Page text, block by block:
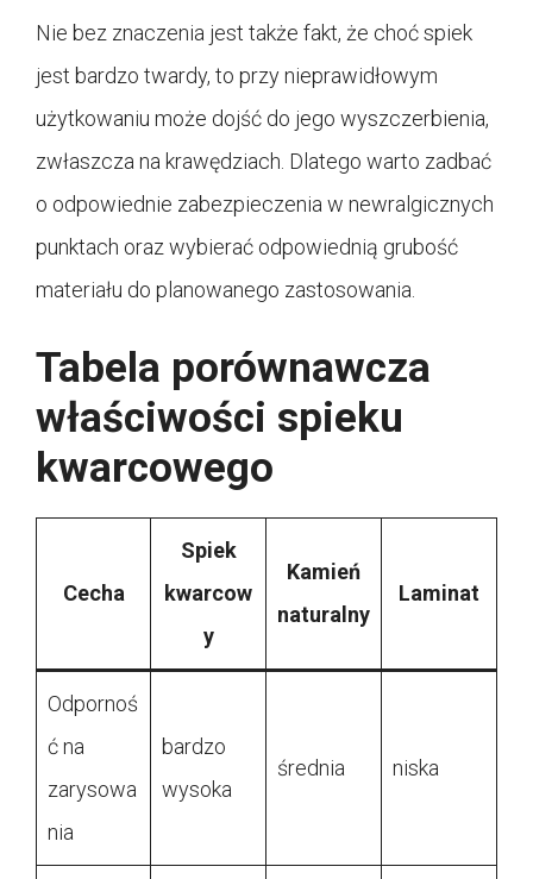
Nie bez znaczenia jest także fakt, że choć spiek
jest bardzo twardy, to przy nieprawidłowym
użytkowaniu może dojść do jego wyszczerbienia,
zwłaszcza na krawędziach. Dlatego warto zadbać
o odpowiednie zabezpieczenia w newralgicznych
punktach oraz wybierać odpowiednią grubość
materiału do planowanego zastosowania.
Tabela porównawcza
właściwości spieku
kwarcowego
Cecha
Spiek
kwarcow
y
Kamień
naturalny
Laminat
Odpornoś
ć na
zarysowa
nia
bardzo
wysoka
średnia niska